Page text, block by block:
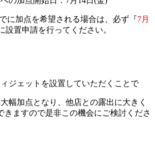
に加点を希望される場合は、必ず『7月
設置申請を行ってください。
ジェットを設置していただくことで
幅加点となり、他店との露出に大きく
きますので是非この機会にご検討くださ